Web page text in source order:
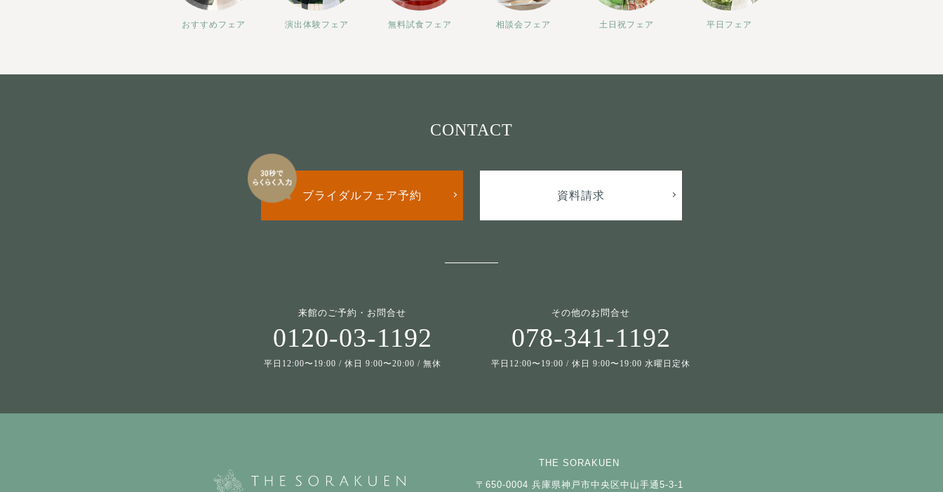
おすすめフェア 演出体験フェア 無料試食フェア 相談会フェア 土日祝フェア 平日フェア
CONTACT
ブライダルフェア予約 資料請求
来館のご予約・お問合せ
0120-03-1192
平日12:00〜19:00 / 休日 9:00〜20:00 / 無休
その他のお問合せ
078-341-1192
平日12:00〜19:00 / 休日 9:00〜19:00 水曜日定休
THE SORAKUEN
〒650-0004 兵庫県神戸市中央区中山手通5-3-1